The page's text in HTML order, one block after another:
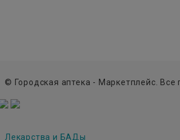
© Городская аптека - Маркетплейс.
Лекарства и БАДы